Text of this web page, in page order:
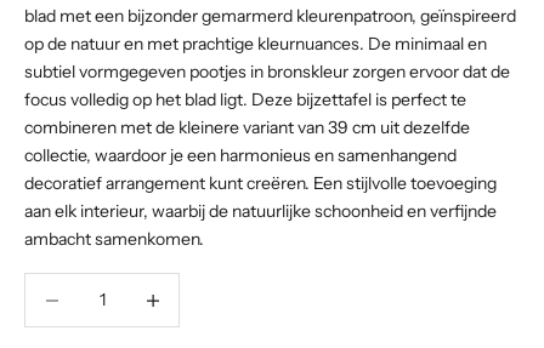
blad met een bijzonder gemarmerd kleurenpatroon, geïnspireerd
op de natuur en met prachtige kleurnuances. De minimaal en
subtiel vormgegeven pootjes in bronskleur zorgen ervoor dat de
focus volledig op het blad ligt. Deze bijzettafel is perfect te
combineren met de kleinere variant van 39 cm uit dezelfde
collectie, waardoor je een harmonieus en samenhangend
decoratief arrangement kunt creëren. Een stijlvolle toevoeging
aan elk interieur, waarbij de natuurlijke schoonheid en verfijnde
ambacht samenkomen.